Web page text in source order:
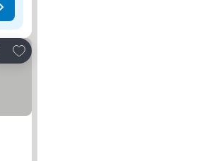
Adicionar aos favoritos